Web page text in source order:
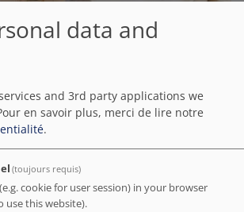
sur Hostels de cette sélection
sinueux, se dévoile une somptueuse bâtisse
on est charmé par l'atmosphère
sublimée par le savant mélange d'objets
Par Alexa-Emilia ( France ) - Mar 2016
data and
and 3rd party applications we
en savoir plus, merci de lire notre
.
(toujours requis)
cookie for user session) in your browser
use this website).